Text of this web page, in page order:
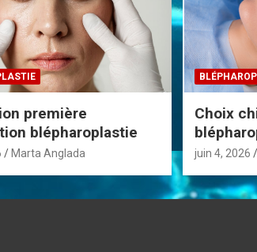
première
blépharoplastie
Marta Anglada
Choix
juin 4, 2026